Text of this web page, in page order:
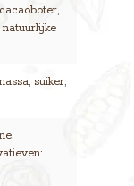
natuurlijke
suiker,